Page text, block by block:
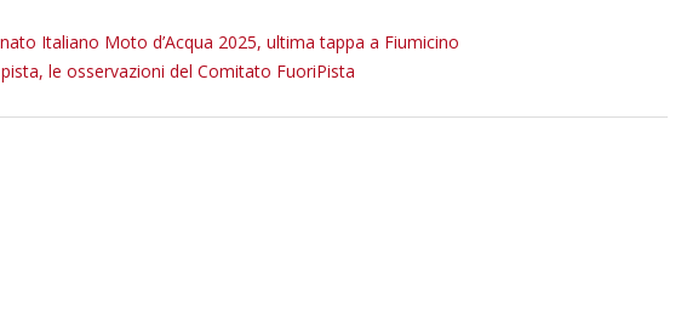
Italiano Moto d’Acqua 2025, ultima tappa a Fiumicino
le osservazioni del Comitato FuoriPista